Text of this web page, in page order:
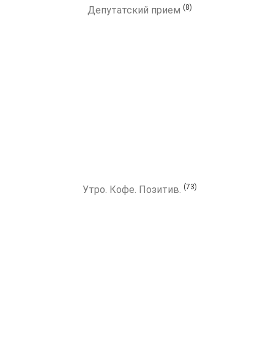
Депутатский прием (8)
Утро. Кофе. Позитив. (73)